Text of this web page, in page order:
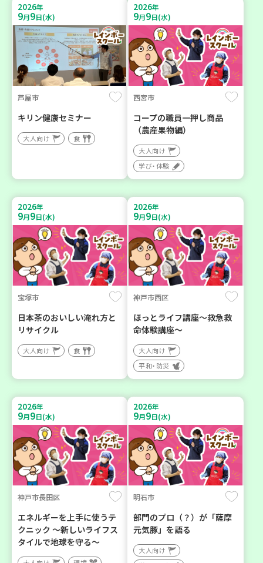
2026年
9月9日(水)
芦屋市
キリン健康セミナー
大人向け 食
2026年
9月9日(水)
西宮市
コープの職員一押し商品
（農産果物編）
大人向け
学び・体験
2026年
9月9日(水)
宝塚市
日本茶のおいしい淹れ方と
リサイクル
大人向け 食
2026年
9月9日(水)
神戸市西区
ほっとライフ講座～救急救
命体験講座～
大人向け
平和・防災
2026年
9月9日(水)
神戸市長田区
エネルギーを上手に使うテ
クニック ～新しいライフス
タイルで地球を守る～
2026年
9月9日(水)
明石市
部門のプロ（？）が「薩摩
元気豚」を語る
大人向け